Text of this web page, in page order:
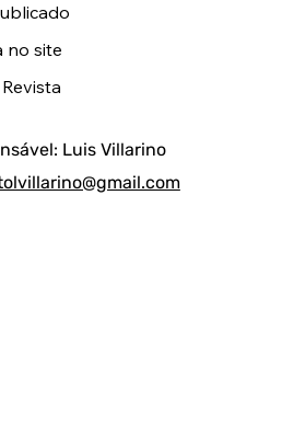
Luis Villarino
no site